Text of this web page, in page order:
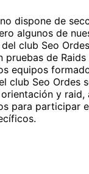
dispone de
algunos de
club Seo
pruebas de Raids
equipos
club Seo Ordes
y raid,
para participar